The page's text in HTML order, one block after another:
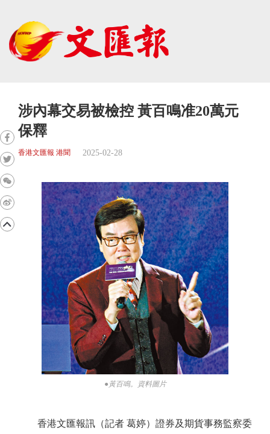
涉內幕交易被檢控 黃百鳴准20萬元
保釋
香港文匯報 港聞 2025-02-28
●黃百鳴。資料圖片
香港文匯報訊（記者 葛婷）證券及期貨事務監察委